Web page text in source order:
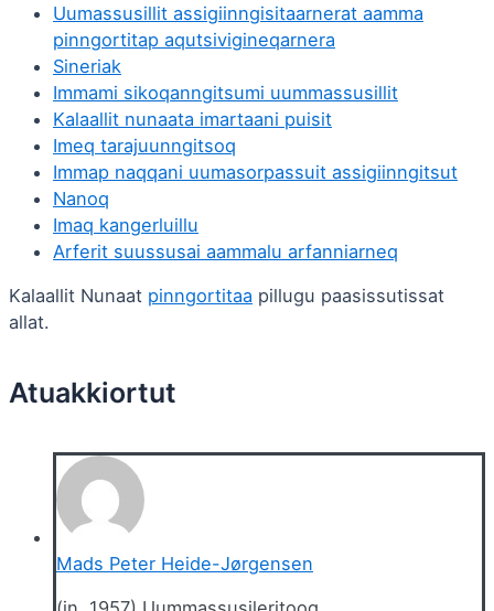
Uumassusillit assigiinngisitaarnerat aamma
pinngortitap aqutsivigineqarnera
Sineriak
Immami sikoqanngitsumi uummassusillit
Kalaallit nunaata imartaani puisit
Imeq tarajuunngitsoq
Immap naqqani uumasorpassuit assigiinngitsut
Nanoq
Imaq kangerluillu
Arferit suussusai aammalu arfanniarneq
Kalaallit Nunaat pinngortitaa pillugu paasissutissat
allat.
Mads Peter Heide-Jørgensen